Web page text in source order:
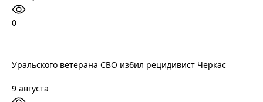
0
Уральского ветерана СВО избил рецидивист Черкас
9 августа